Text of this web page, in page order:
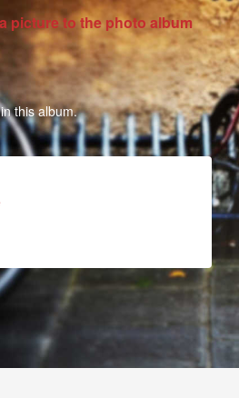
picture to the photo album
this album.